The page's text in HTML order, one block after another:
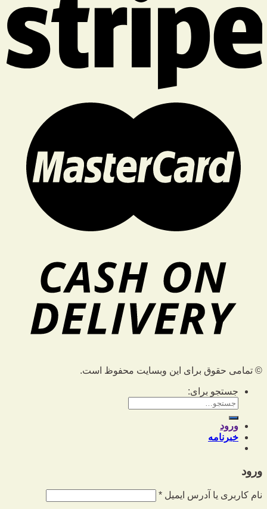
© تمامی حقوق برای این وبسایت محفوظ است.
جستجو برای:
ورود
خبرنامه
ورود
نام کاربری یا آدرس ایمیل *